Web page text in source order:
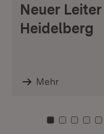
Neuer
Heidelberg
Mehr
ZuZuZuZu